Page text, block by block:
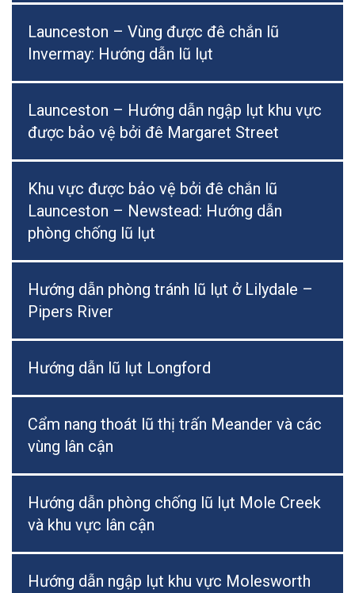
Launceston – Vùng được đê chắn lũ
Invermay: Hướng dẫn lũ lụt
Launceston – Hướng dẫn ngập lụt khu vực
được bảo vệ bởi đê Margaret Street
Khu vực được bảo vệ bởi đê chắn lũ
Launceston – Newstead: Hướng dẫn
phòng chống lũ lụt
Hướng dẫn phòng tránh lũ lụt ở Lilydale –
Pipers River
Hướng dẫn lũ lụt Longford
Cẩm nang thoát lũ thị trấn Meander và các
vùng lân cận
Hướng dẫn phòng chống lũ lụt Mole Creek
và khu vực lân cận
Hướng dẫn ngập lụt khu vực Molesworth